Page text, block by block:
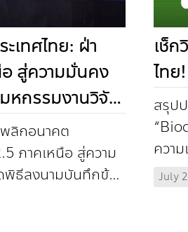
เทศไทย: ฝ่า
สู่ความมั่นคง
หกรรมงานวิจัย
Research
ลิกอนาคต
ภาคเหนือ สู่ความ
พิธีลงนามบันทึกข้อ
การบูรณา...
เช็
ไท
สรุป
ควา
TEI
July